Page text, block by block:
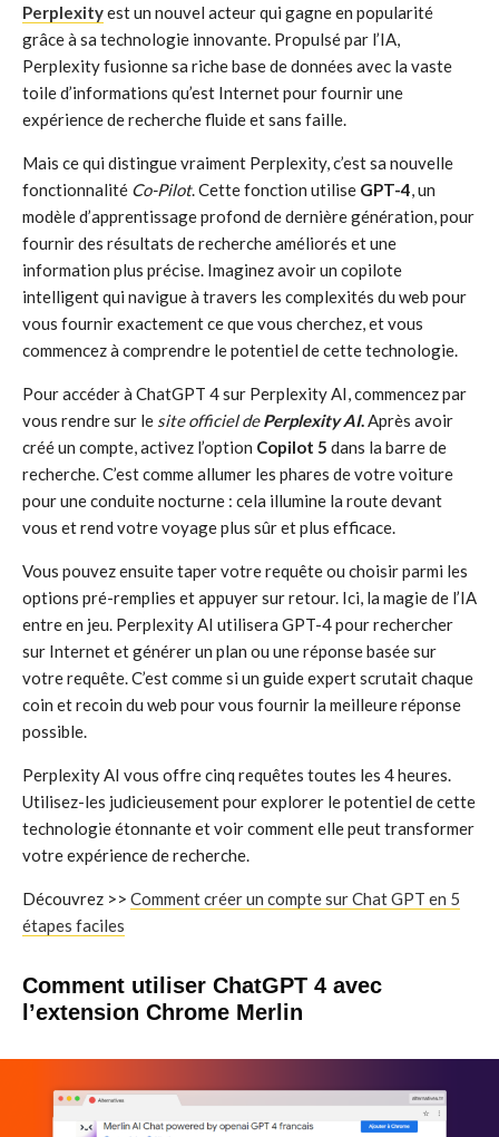
Perplexityest un nouvel acteur qui gagne en popularité
grâce à sa technologie innovante. Propulsé par l’IA,
Perplexity fusionne sa riche base de données avec la vaste
toile d’informations qu’est Internet pour fournir une
expérience de recherche fluide et sans faille.
Mais ce qui distingue vraiment Perplexity, c’est sa nouvelle
fonctionnalité Co-Pilot. Cette fonction utilise GPT-4 , un
modèle d’apprentissage profond de dernière génération, pour
fournir des résultats de recherche améliorés et une
information plus précise. Imaginez avoir un copilote
intelligent qui navigue à travers les complexités du web pour
vous fournir exactement ce que vous cherchez, et vous
commencez à comprendre le potentiel de cette technologie.
Pour accéder à ChatGPT 4 sur Perplexity AI, commencez par
vous rendre sur le site officiel dePerplexity AI. Après avoir
créé un compte, activez l’option Copilot 5 dans la barre de
recherche. C’est comme allumer les phares de votre voiture
pour une conduite nocturne : cela illumine la route devant
vous et rend votre voyage plus sûr et plus efficace.
Vous pouvez ensuite taper votre requête ou choisir parmi les
options pré-remplies et appuyer sur retour. Ici, la magie de l’IA
entre en jeu. Perplexity AI utilisera GPT-4 pour rechercher
sur Internet et générer un plan ou une réponse basée sur
votre requête. C’est comme si un guide expert scrutait chaque
coin et recoin du web pour vous fournir la meilleure réponse
possible.
Perplexity AI vous offre cinq requêtes toutes les 4 heures.
Utilisez-les judicieusement pour explorer le potentiel de cette
technologie étonnante et voir comment elle peut transformer
votre expérience de recherche.
Découvrez >> Comment créer un compte sur Chat GPT en 5
étapes faciles
Comment utiliser ChatGPT 4 avec
l’extension Chrome Merlin